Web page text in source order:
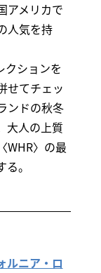
アメリカで
人気を持
クションを
せてチェッ
ンドの秋冬
大人の上質
WHR〉の最
。
ルニア・ロ